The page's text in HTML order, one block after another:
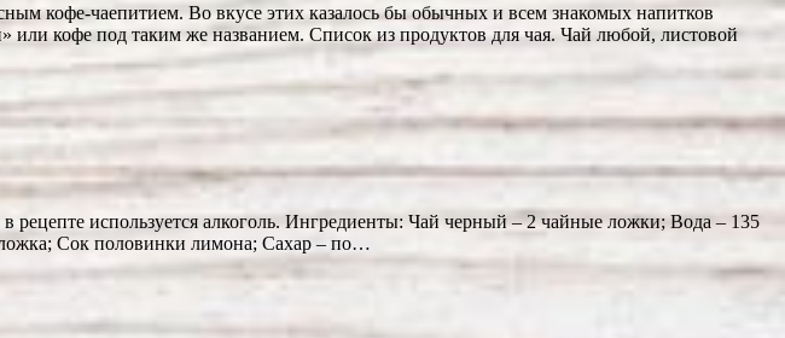
кофе-чаепитием. Во вкусе этих казалось бы обычных и всем знакомых напитков
кофе под таким же названием. Список из продуктов для чая. Чай любой, листовой
рецепте используется алкоголь. Ингредиенты: Чай черный – 2 чайные ложки; Вода – 135
Сок половинки лимона; Сахар – по…